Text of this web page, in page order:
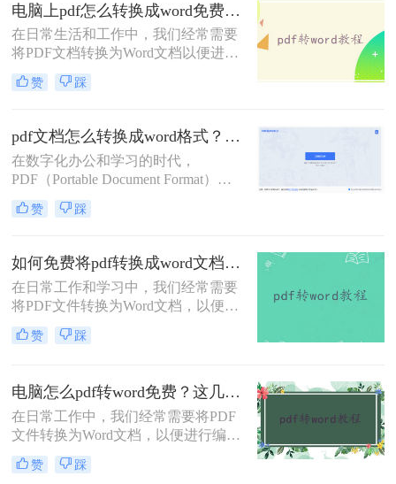
以下是三种将PDF文件免费转换成
Word文档的方法，让您无需付费即可
实现格式转换。
电脑上pdf怎么转换成word免费？分享3种方法简单易学！
在日常生活和工作中，我们经常需要
将PDF文档转换为Word文档以便进行
编辑、修改或格式调整。尽管市面上
有许多专业的转换软件，但也有一些
求。那么电脑上pdf怎么转换成word免
费呢？以下是三种免费将PDF转换成
Word的方法。
赞 踩
pdf文档怎么转换成word格式？这4种转换方法快来看！
在数字化办公和学习的时代，
PDF（Portable Document Format）因
其跨平台、保持文档原貌的特性而广
受欢迎。然而，有时我们需要对PDF
为Word格式就显得尤为重要。那么
pdf文档怎么转换成word格式呢？本文
将详细介绍几种将PDF文档转换成
Word格式的方法，帮助用户轻松完成
转换工作。
赞 踩
如何免费将pdf转换成word文档？分享两个实用转换方法！
在日常工作和学习中，我们经常需要
将PDF文件转换为Word文档，以便进
行编辑、修改或格式调整。虽然市面
上有许多专业的PDF转Word工具，但
可以实现PDF到Word的转换。那么如
何免费将pdf转换成word文档呢？本文
将详细介绍几种免费将PDF转换成
Word文档的方法，帮助用户轻松完成
转换任务。
赞 踩
电脑怎么pdf转word免费？这几个转换方法快来看看！
在日常工作中，我们经常需要将PDF
文件转换为Word文档，以便进行编辑
或进一步处理。虽然市面上有许多专
业的软件和服务可以实现这一转换，
赞 踩